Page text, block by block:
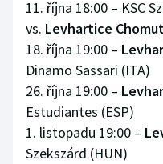
11. října 18:00 – KSC
vs. Levhartice
18. října 19:00 –
Dinamo Sassari (ITA)
26. října 19:00 –
Estudiantes (ESP)
1. listopadu 19:00 –
Szekszárd (HUN)